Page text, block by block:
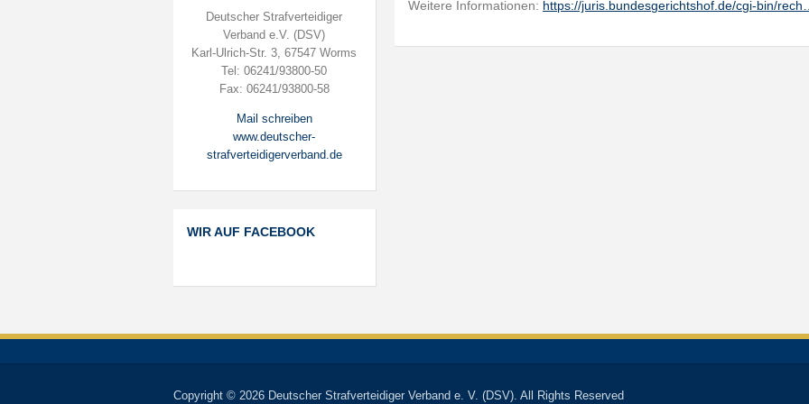
Deutscher Strafverteidiger
Verband e.V. (DSV)
Karl-Ulrich-Str. 3, 67547 Worms
Tel: 06241/93800-50
Fax: 06241/93800-58
Mail schreiben
www.deutscher-
strafverteidigerverband.de
WIR AUF FACEBOOK
Weitere Informationen: https://juris.bundesgerichtshof.de/cgi-bin/rech…
Copyright © 2026 Deutscher Strafverteidiger Verband e. V. (DSV). All Rights Reserved